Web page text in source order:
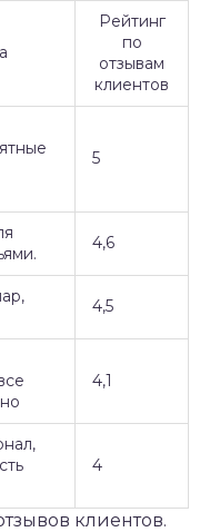
Рейтинг
по
отзывам
клиентов
5
4,6
4,5
4,1
4
клиентов.